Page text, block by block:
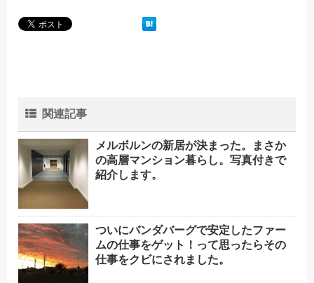
関連記事
メルボルンの新居が決まった。まさか
の高層マンション暮らし。写真付きで
紹介します。
ついにバンダバーグで安定したファー
ムの仕事をゲット！って思ったらその
仕事をクビにされました。